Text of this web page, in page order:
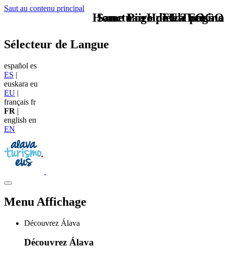
Saut au contenu principal
TU - LOGO
Sélecteur de Langue
español es
ES |
euskara eu
EU |
français fr
FR |
english en
EN
Menu Affichage
Découvrez Álava
Découvrez Álava
Sanctuaire de La Encina
Home Logo pie de página
Pie Home Turismo